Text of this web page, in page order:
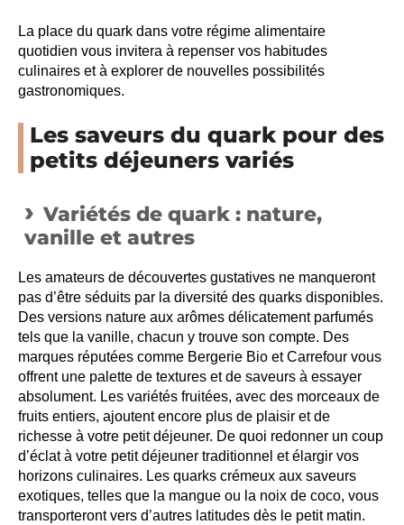
La place du quark dans votre régime alimentaire
quotidien vous invitera à repenser vos habitudes
culinaires et à explorer de nouvelles possibilités
gastronomiques.
Les saveurs du quark pour des
petits déjeuners variés
Variétés de quark : nature,
vanille et autres
Les amateurs de découvertes gustatives ne manqueront
pas d’être séduits par la diversité des quarks disponibles.
Des versions nature aux arômes délicatement parfumés
tels que la vanille, chacun y trouve son compte. Des
marques réputées comme Bergerie Bio et Carrefour vous
offrent une palette de textures et de saveurs à essayer
absolument. Les variétés fruitées, avec des morceaux de
fruits entiers, ajoutent encore plus de plaisir et de
richesse à votre petit déjeuner. De quoi redonner un coup
d’éclat à votre petit déjeuner traditionnel et élargir vos
horizons culinaires. Les quarks crémeux aux saveurs
exotiques, telles que la mangue ou la noix de coco, vous
transporteront vers d’autres latitudes dès le petit matin.